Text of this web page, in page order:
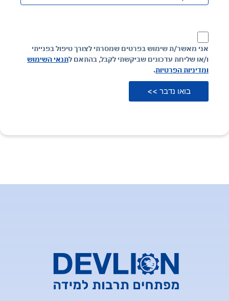
אני מאשר/ת שימוש בפרטים שמסרתי לצורך טיפול בפנייתי
ו/או שליחת עדכונים שביקשתי לקבל, בהתאם לתנאי השימוש
ומדיניות הפרטיות.